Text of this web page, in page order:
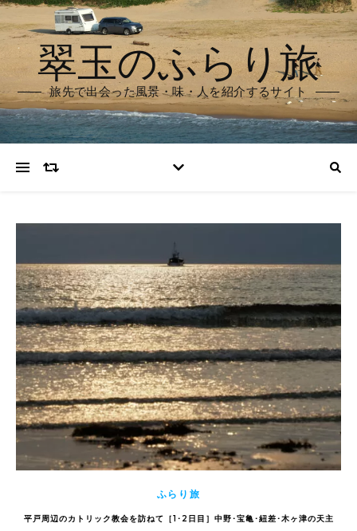
翠玉のふらり旅
旅先で出会った風景・味・人を紹介するサイト
ふらり旅
平戸周辺のカトリック教会を訪ねて［1･2日目］中野･宝亀･紐差･木ヶ津の天主